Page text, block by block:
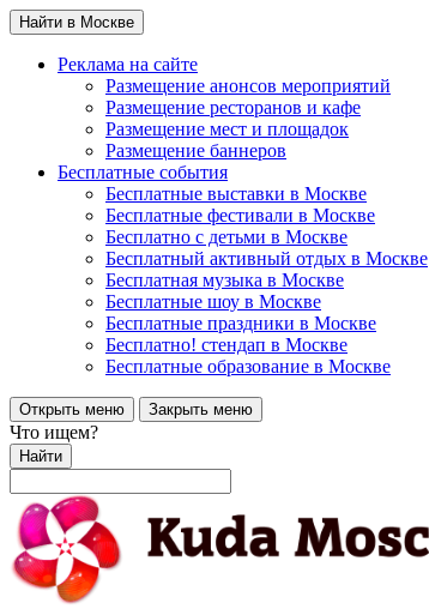
Найти в Москве
Реклама на сайте
Размещение анонсов мероприятий
Размещение ресторанов и кафе
Размещение мест и площадок
Размещение баннеров
Бесплатные события
Бесплатные выставки в Москве
Бесплатные фестивали в Москве
Бесплатно с детьми в Москве
Бесплатный активный отдых в Москве
Бесплатная музыка в Москве
Бесплатные шоу в Москве
Бесплатные праздники в Москве
Бесплатно! стендап в Москве
Бесплатные образование в Москве
Открыть меню Закрыть меню
Что ищем?
Найти